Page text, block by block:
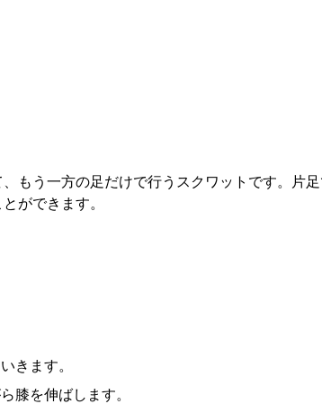
もう一方の足だけで行うスクワットです。片
ができます。
きます。
膝を伸ばします。